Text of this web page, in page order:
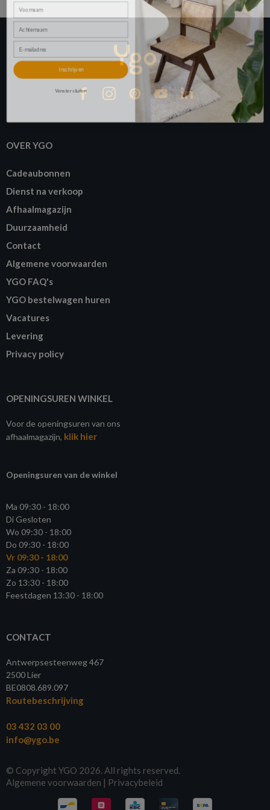
OVER YGO
Cadeaubonnen
Dienst na verkoop
Afhaalmagazijn
Duurzaamheid
Contact
Algemene voorwaarden
YGO FAQ's
YGO bestelwagen huren
Vacatures
Levering
Privacy policy
OPENINGSUREN WINKEL
Voor de openingsuren van ons
afhaalmagazijn, klik hier
Openingsuren van de winkel
Ma 09:30 - 18:00
Di Gesloten
Wo 09:30 - 18:00
Do 09:30 - 18:00
Vr 09:30 - 18:00
Za 09:30 - 18:00
Zo 13:30 - 18:00
Feestdagen 13:30 - 18:00
CONTACT
Antwerpsesteenweg 467
2500 Lier
BE0808.689.097
Routebeschrijving
03 432 03 00
info@ygo.be
© Copyright YGO 2026. All rights reserved.
Algemene voorwaarden | Privacybeleid
Voornaam
Achternaam
E-mailadres
Inschrijven
Venster sluiten